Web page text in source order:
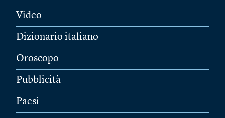
Video
Dizionario italiano
Oroscopo
Pubblicità
Paesi